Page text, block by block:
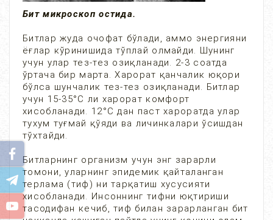
Бит микроскоп остида.
Битлар жуда очофат бўлади, аммо энергияни
ёғлар кўринишида тўплай олмайди. Шунинг
учун улар тез-тез озиқланади. 2-3 соатда
ўртача бир марта. Харорат қанчалик юқори
бўлса шунчалик тез-тез озиқланади. Битлар
учун 15-35°С ли харорат комфорт
хисобланади. 12°С дан паст хароратда улар
тухум туғмай қўяди ва личинкалари ўсишдан
тўхтайди.
Битларнинг организм учун энг зарарли
томони, уларнинг эпидемик қайталанган
терлама (тиф) ни тарқатиш хусусияти
хисобланади. Инсоннинг тифни юқтириши
тасодифан кечиб, тиф билан зарарланган бит